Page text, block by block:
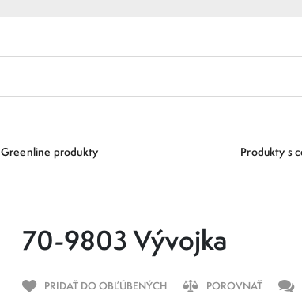
Greenline produkty Produkty s
70-9803 Vývojka
PRIDAŤ DO OBĽÚBENÝCH POROVNAŤ